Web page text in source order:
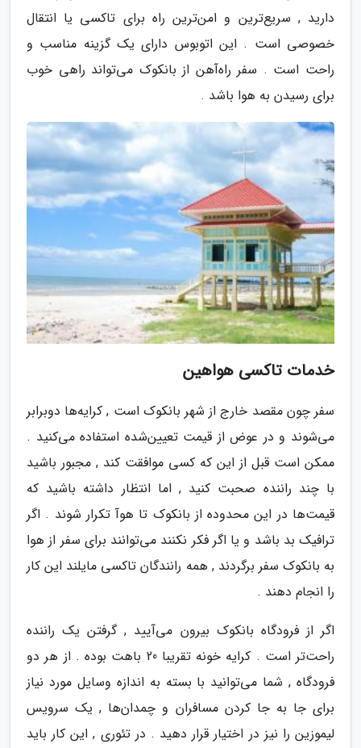
دارید , سریع‌ترین و امن‌ترین راه برای تاکسی یا انتقال
خصوصی است . این اتوبوس دارای یک گزینه مناسب و
راحت است . سفر راه‌آهن از بانکوک می‌تواند راهی خوب
برای رسیدن به هوا باشد .
خدمات تاکسی هواهین
سفر چون مقصد خارج از شهر بانکوک است , کرایه‌ها دوبرابر
می‌شوند و در عوض از قیمت تعیین‌شده استفاده می‌کنید .
ممکن است قبل از این که کسی موافقت کند , مجبور باشید
با چند راننده صحبت کنید , اما انتظار داشته باشید که
قیمت‌ها در این محدوده از بانکوک تا هوآ تکرار شوند . اگر
ترافیک بد باشد و یا اگر فکر نکنند می‌توانند برای سفر از هوا
به بانکوک سفر برگردند , همه رانندگان تاکسی مایلند این کار
را انجام دهند .
اگر از فرودگاه بانکوک بیرون می‌آیید , گرفتن یک راننده
راحت‌تر است . کرایه خونه تقریبا 20 باهت بوده . از هر دو
فرودگاه , شما می‌توانید با بسته به اندازه وسایل مورد نیاز
برای جا به جا کردن مسافران و چمدان‌ها , یک سرویس
لیموزین را نیز در اختیار قرار دهید . در تئوری , این کار باید